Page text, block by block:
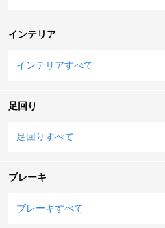
インテリア
インテリアすべて
足回り
足回りすべて
ブレーキ
ブレーキすべて